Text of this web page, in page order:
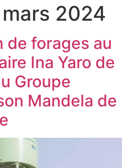
2024
de forages au
Ina Yaro de
Groupe
Mandela de